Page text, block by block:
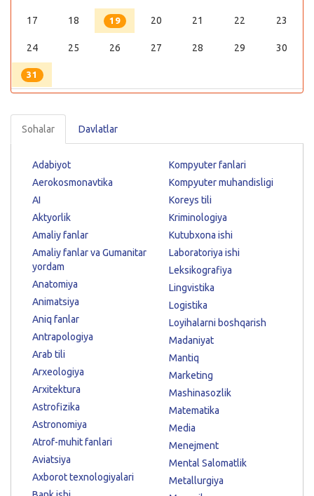
17 18 19 20 21 22 23
24 25 26 27 28 29 30
31
Sohalar Davlatlar
Adabiyot
Aerokosmonavtika
AI
Aktyorlik
Amaliy fanlar
Amaliy fanlar va Gumanitar
yordam
Anatomiya
Animatsiya
Aniq fanlar
Antrapologiya
Arab tili
Arxeologiya
Arxitektura
Astrofizika
Astronomiya
Atrof-muhit fanlari
Aviatsiya
Axborot texnologiyalari
Kompyuter fanlari
Kompyuter muhandisligi
Koreys tili
Kriminologiya
Kutubxona ishi
Laboratoriya ishi
Leksikografiya
Lingvistika
Logistika
Loyihalarni boshqarish
Madaniyat
Mantiq
Marketing
Mashinasozlik
Matematika
Media
Menejment
Mental Salomatlik
Metallurgiya